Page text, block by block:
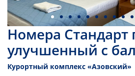
Номера Стандарт
улучшенный с
Курортный комплекс «Азовский»